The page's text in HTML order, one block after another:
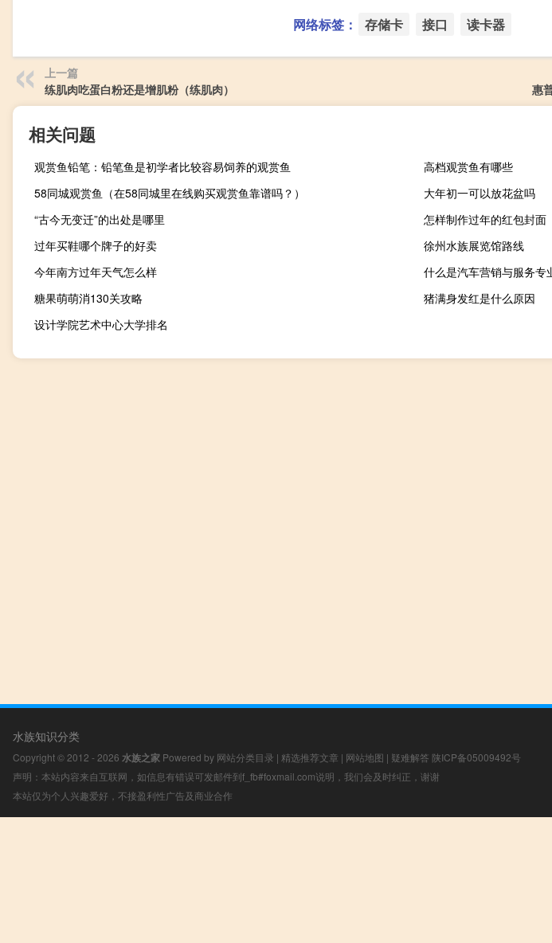
网络标签： 存储卡 接口 读卡器
上一篇
练肌肉吃蛋白粉还是增肌粉（练肌肉）
惠
相关问题
观赏鱼铅笔：铅笔鱼是初学者比较容易饲养的观赏鱼
高档观赏鱼有哪些
58同城观赏鱼（在58同城里在线购买观赏鱼靠谱吗？）
大年初一可以放花盆吗
“古今无变迁”的出处是哪里
怎样制作过年的红包封面
过年买鞋哪个牌子的好卖
徐州水族展览馆路线
今年南方过年天气怎么样
什么是汽车营销与服务专
糖果萌萌消130关攻略
猪满身发红是什么原因
设计学院艺术中心大学排名
水族知识分类
Copyright © 2012 - 2026 水族之家 Powered by 网站分类目录 | 精选推荐文章 | 网站地图 | 疑难解答 陕ICP备05009492号
声明：本站内容来自互联网，如信息有错误可发邮件到f_fb#foxmail.com说明，我们会及时纠正，谢谢
本站仅为个人兴趣爱好，不接盈利性广告及商业合作